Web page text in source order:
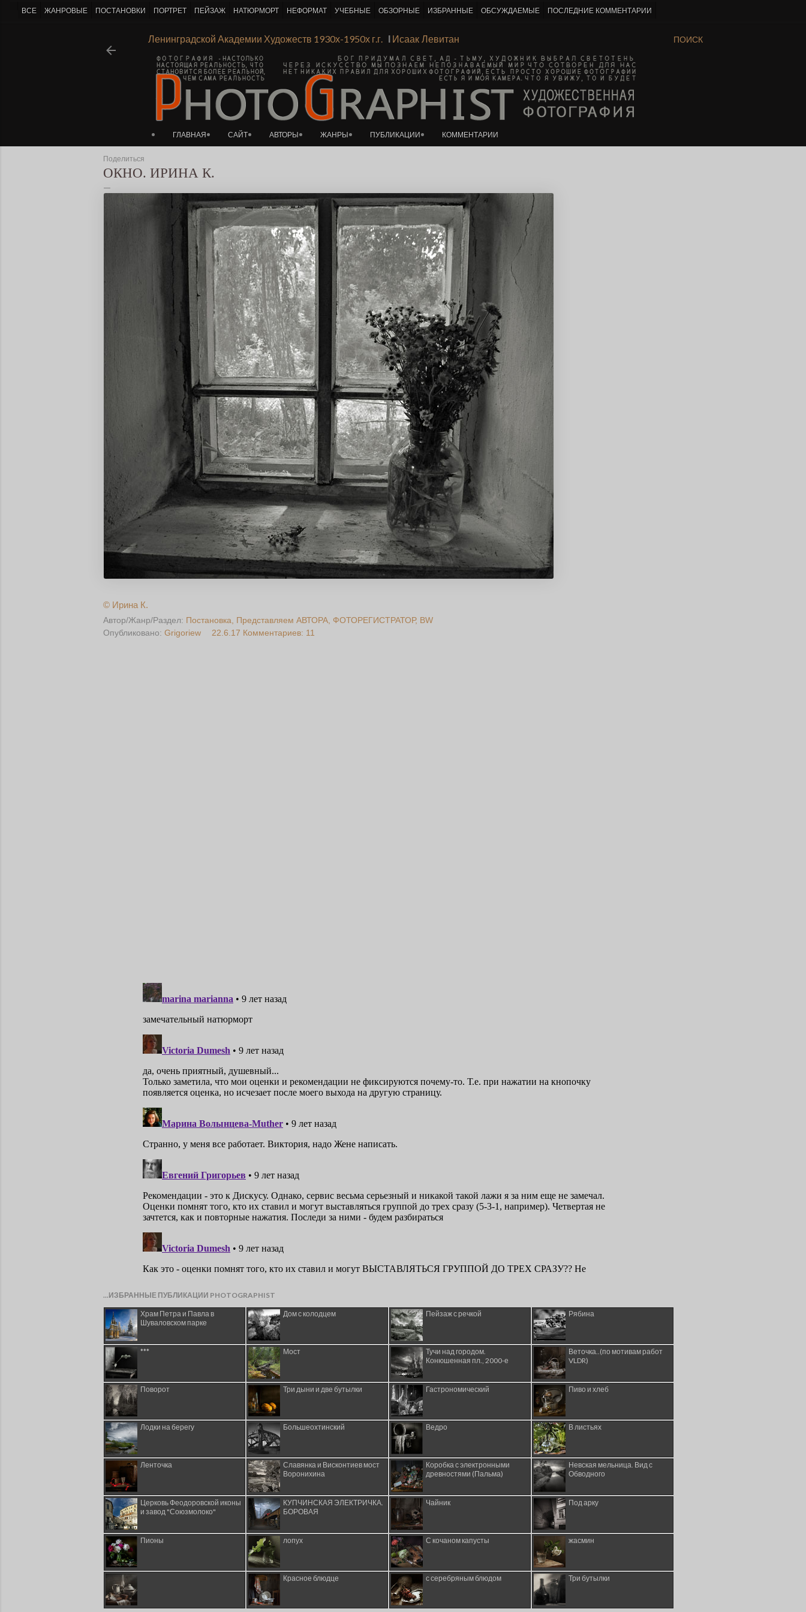
К основному контенту
ПОИСК
Из истории Ленинградской Академии Художеств 1930х-1950х г.г. ΙИсаак Левитан
ГЛАВНАЯ САЙТ АВТОРЫ ЖАНРЫ ПУБЛИКАЦИИ КОММЕНТАРИИ
Поделиться
ОКНО. ИРИНА К.
© Ирина К.
Автор/Жанр/Раздел: Постановка Представляем АВТОРА ФОТОРЕГИСТРАТОР BW
Опубликовано: Grigoriew 22.6.17 Комментариев: 11
...ИЗБРАННЫЕ ПУБЛИКАЦИИ PHOTOGRAPHIST
Храм Петра и Павла в
Шуваловском парке
Дом с колодцем Пейзаж с речкой Рябина
*** Мост
Тучи над городом.
Конюшенная пл., 2000-е
Веточка..(по мотивам работ
VLDR)
Поворот Три дыни и две бутылки Гастрономический Пиво и хлеб
Лодки на берегу Большеохтинский Ведро В листьях
Ленточка
Славянка и Висконтиев мост
Воронихина
Коробка с электронными
древностями (Пальма)
Невская мельница. Вид с
Обводного
Церковь Феодоровской иконы
и завод "Союзмолоко"
КУПЧИНСКАЯ ЭЛЕКТРИЧКА.
БОРОВАЯ
Чайник Под арку
Пионы лопух С кочаном капусты жасмин
Красное блюдце с серебряным блюдом Три бутылки
ВСЕ ЖАНРОВЫЕ ПОСТАНОВКИ ПОРТРЕТ ПЕЙЗАЖ НАТЮРМОРТ НЕФОРМАТ УЧЕБНЫЕ ОБЗОРНЫЕ ИЗБРАННЫЕ ОБСУЖДАЕМЫЕ ПОСЛЕДНИЕ КОММЕНТАРИИ